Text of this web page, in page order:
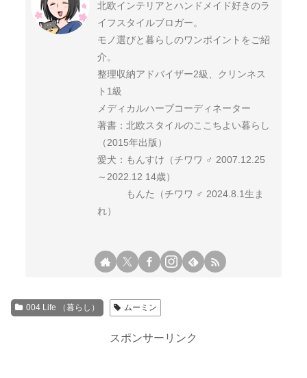
北欧インテリアとハンドメイド好きのラ
イフスタイルブロガー。
モノ選びと暮らしのワンポイントをご紹
介。
整理収納アドバイザー2級、クリンネス
ト1級
メディカルハーブコーディネーター
著書：北欧スタイルのここちよい暮らし
（2015年出版）
愛犬：もんすけ（チワワ ♂ 2007.12.25
～2022.12 14歳）
もんた（チワワ ♂ 2024.8.1生ま
れ）
004 Life （暮らし） ムーミン
スポンサーリンク